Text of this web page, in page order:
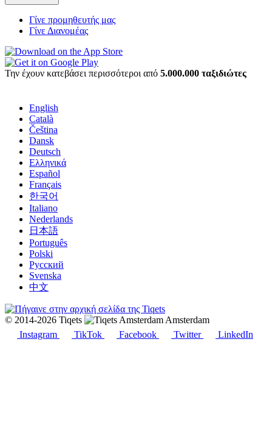
Γίνε προμηθευτής μας
Γίνε Διανομέας
Την έχουν κατεβάσει περισσότεροι από 5.000.000 ταξιδιώτες
English
Català
Čeština
Dansk
Deutsch
Ελληνικά
Español
Français
한국어
Italiano
Nederlands
日本語
Português
Polski
Русский
Svenska
中文
© 2014-2026 Tiqets
Amsterdam
Instagram
TikTok Facebook Twitter LinkedIn